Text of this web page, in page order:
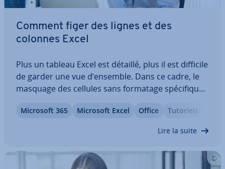
Comment figer des lignes et des
colonnes Excel
Plus un tableau Excel est détaillé, plus il est difficile
de garder une vue d’ensemble. Dans ce cadre, le
masquage des cellules sans formatage spé­ci­fique,
problème. Dans l’article suivant, nous vous
Microsoft 365 Microsoft Excel Office Tutoriels
Lire la suite